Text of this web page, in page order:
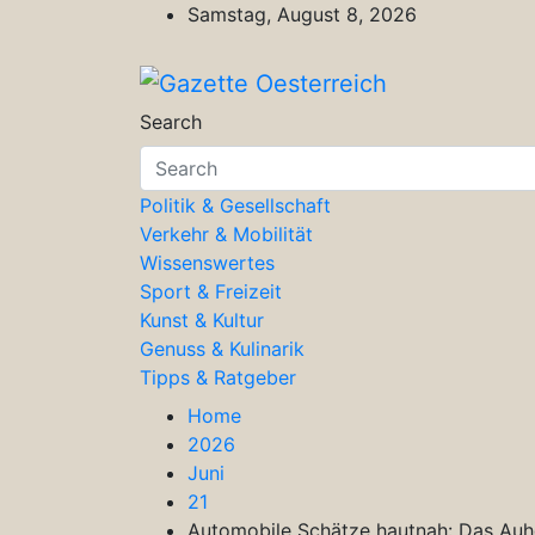
Samstag, August 8, 2026
Gazette Oesterreich
Magazin für Freizeit, Politik, Kultur
Search
Politik & Gesellschaft
Verkehr & Mobilität
Wissenswertes
Sport & Freizeit
Kunst & Kultur
Genuss & Kulinarik
Tipps & Ratgeber
Home
2026
Juni
21
Automobile Schätze hautnah: Das